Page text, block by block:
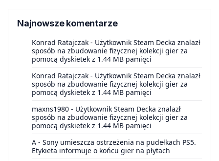
Najnowsze komentarze
Konrad Ratajczak - Użytkownik Steam Decka znalazł
sposób na zbudowanie fizycznej kolekcji gier za
pomocą dyskietek z 1.44 MB pamięci
Konrad Ratajczak - Użytkownik Steam Decka znalazł
sposób na zbudowanie fizycznej kolekcji gier za
pomocą dyskietek z 1.44 MB pamięci
maxns1980 - Użytkownik Steam Decka znalazł
sposób na zbudowanie fizycznej kolekcji gier za
pomocą dyskietek z 1.44 MB pamięci
A - Sony umieszcza ostrzeżenia na pudełkach PS5.
Etykieta informuje o końcu gier na płytach